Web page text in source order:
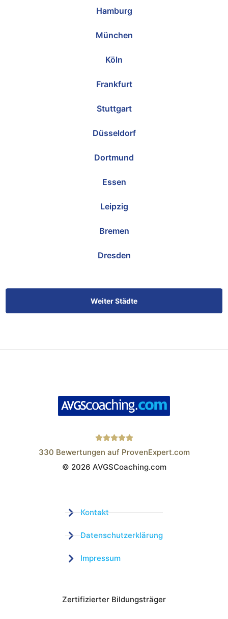
Hamburg
München
Köln
Frankfurt
Stuttgart
Düsseldorf
Dortmund
Essen
Leipzig
Bremen
Dresden
Weiter Städte
Wistor GmbH
330 Bewertungen auf ProvenExpert.com
© 2026 AVGSCoaching.com
Kontakt
Datenschutzerklärung
Impressum
Zertifizierter Bildungsträger